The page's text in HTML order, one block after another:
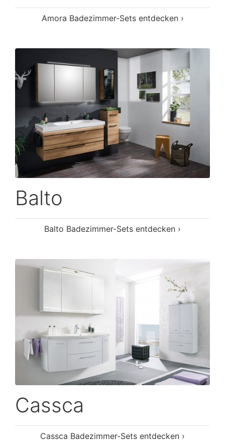
Amora Badezimmer-Sets entdecken ›
Balto
Balto Badezimmer-Sets entdecken ›
Cassca
Cassca Badezimmer-Sets entdecken ›